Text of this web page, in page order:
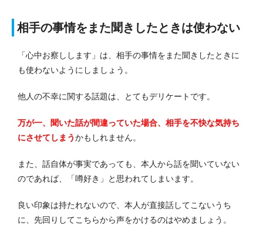
相手の事情をまた聞きしたときは使わない
「心中お察しします」は、相手の事情をまた聞きしたときに
も使わないようにしましょう。
他人の不幸に関する話題は、とてもデリケートです。
万が一、聞いた話が間違っていた場合、相手を不快な気持ち
にさせてしまうかもしれません。
また、話自体が事実であっても、本人から話を聞いていない
のであれば、「噂好き」と思われてしまいます。
良い印象は持たれないので、本人が直接話してこないうち
に、先回りしてこちらから声をかけるのはやめましょう。